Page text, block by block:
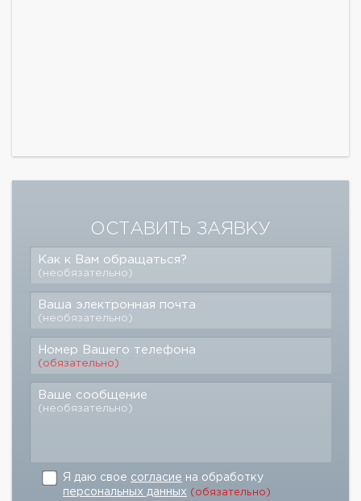
ОСТАВИТЬ ЗАЯВКУ
Как к Вам обращаться?
(необязательно)
Ваша электронная почта
(необязательно)
Номер Вашего телефона
(обязательно)
Ваше сообщение
(необязательно)
Я даю свое согласие на обработку
персональных данных (обязательно)